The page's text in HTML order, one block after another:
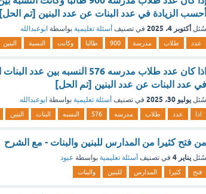
أحسب الزيادة في عدد البنات عن عدد البنين [تم الحل]
سُئل أكتوبر 4، 2025 في تصنيف أسئلة تعليمية بواسطة ابوعبدالله
عدد طلاب مدرسة 900 طالبا وكانت النسبة البنين
في عدد البنات عن عدد البنين [تم الحل]
سُئل يوليو 30، 2025 في تصنيف أسئلة تعليمية بواسطة ابوعبدالله
اذا عدد طلاب مدرسه 576 النسبه البنات البنين
من فتح كثيرا من المدارس للبنين والبنات - مع الشرح
سُئل يناير 4 في تصنيف أسئلة تعليمية بواسطة عبود
فتح كثيرا المدارس للبنين والبنات